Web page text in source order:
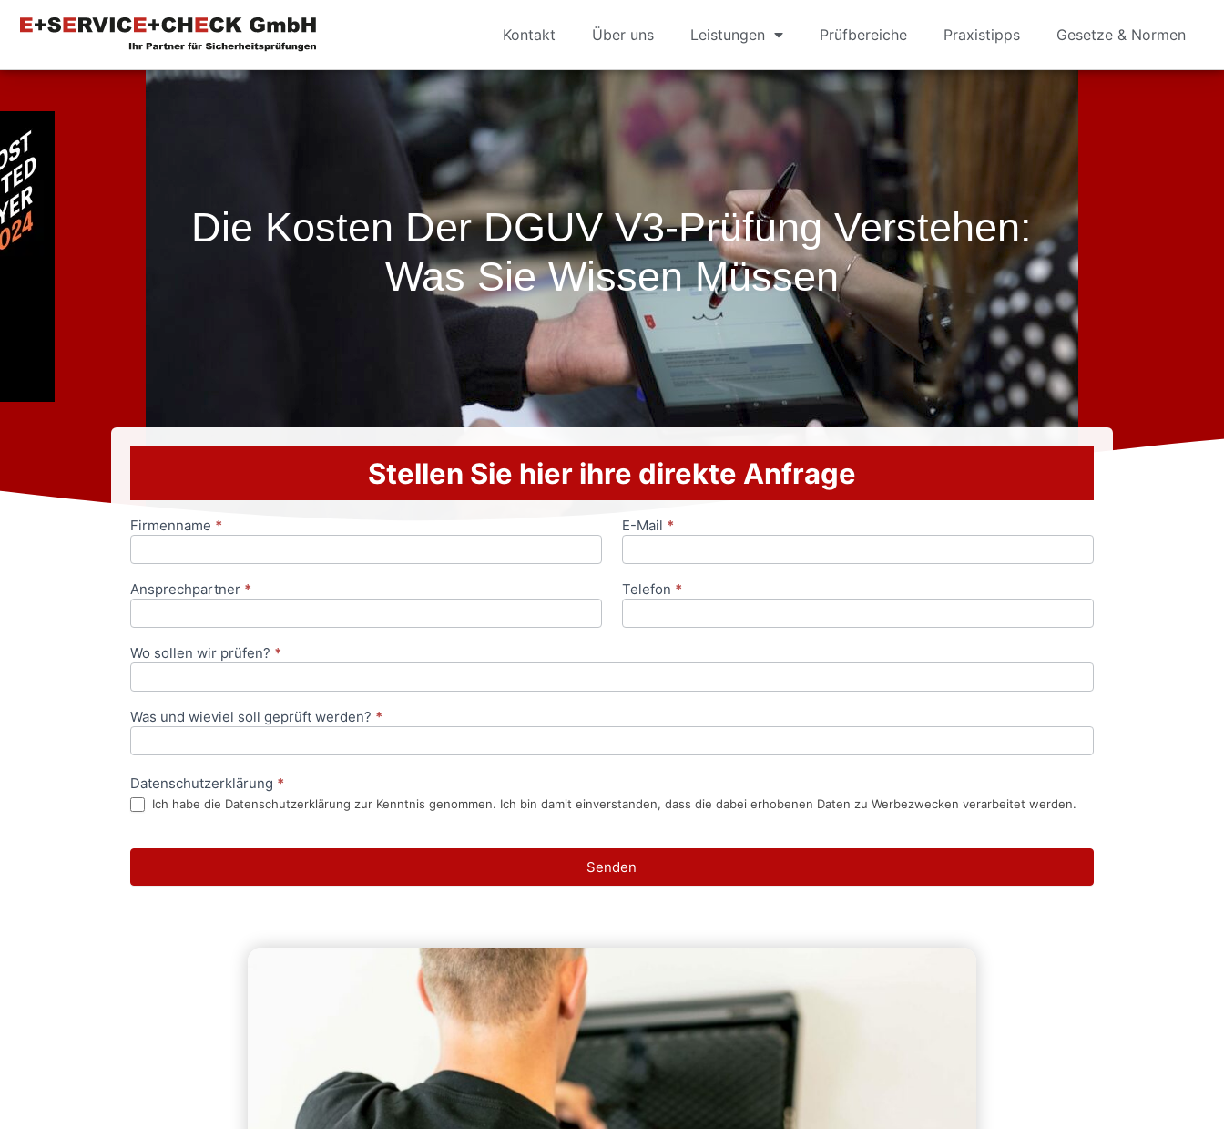
Kontakt Über uns Leistungen Prüfbereiche Praxistipps Gesetze & Normen
Die Kosten Der DGUV V3-Prüfung Verstehen:
Was Sie Wissen Müssen
Stellen Sie hier ihre direkte Anfrage
Anfrageformular
Firmenname * E-Mail *
Ansprechpartner * Telefon *
Wo sollen wir prüfen? *
Was und wieviel soll geprüft werden? *
Datenschutzerklärung *
Ich habe die Datenschutzerklärung zur Kenntnis genommen. Ich bin damit einverstanden, dass die dabei erhobenen Daten zu Werbezwecken verarbeitet werden.
Senden